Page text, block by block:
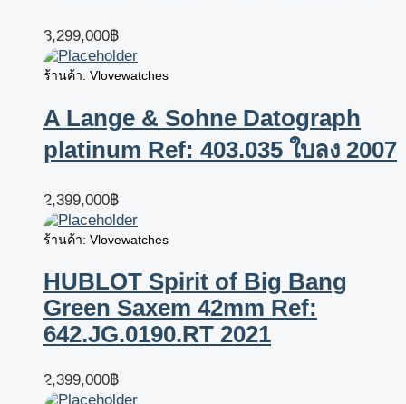
3,299,000฿
ร้านค้า: Vlovewatches
A Lange & Sohne Datograph
platinum Ref: 403.035 ใบลง 2007
2,399,000฿
ร้านค้า: Vlovewatches
HUBLOT Spirit of Big Bang
Green Saxem 42mm Ref:
642.JG.0190.RT 2021
2,399,000฿